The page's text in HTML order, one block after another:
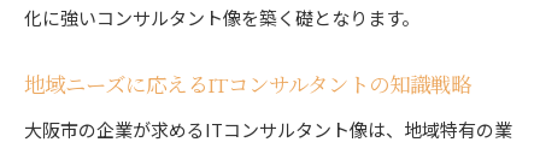
化に強いコンサルタント像を築く礎となります。
地域ニーズに応えるITコンサルタントの知識戦略
大阪市の企業が求めるITコンサルタント像は、地域特有の業